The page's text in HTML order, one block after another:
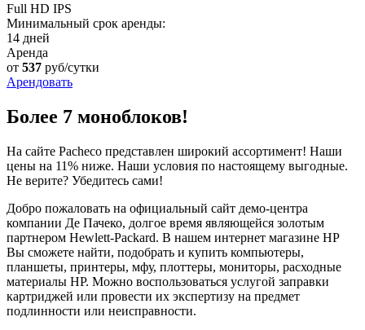
Full HD IPS
Минимальный срок аренды:
14 дней
Аренда
от 537 руб/сутки
Арендовать
Более 7 моноблоков!
На сайте Pacheco представлен широкий ассортимент! Наши
цены на 11% ниже. Наши условия по настоящему выгодные.
Не верите? Убедитесь сами!
Добро пожаловать на официальный сайт демо-центра
компании Де Пачеко, долгое время являющейся золотым
партнером Hewlett-Packard. В нашем интернет магазине HP
Вы сможете найти, подобрать и купить компьютеры,
планшеты, принтеры, мфу, плоттеры, мониторы, расходные
материалы HP. Можно воспользоваться услугой заправки
картриджей или провести их экспертизу на предмет
подлинности или неисправности.